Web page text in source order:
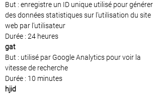
But : enregistre un ID unique utilisé pour générer
des données statistiques sur l’utilisation du site
web par l’utilisateur
Durée : 24 heures
gat
But : utilisé par Google Analytics pour voir la
vitesse de recherche
Durée : 10 minutes
hjid